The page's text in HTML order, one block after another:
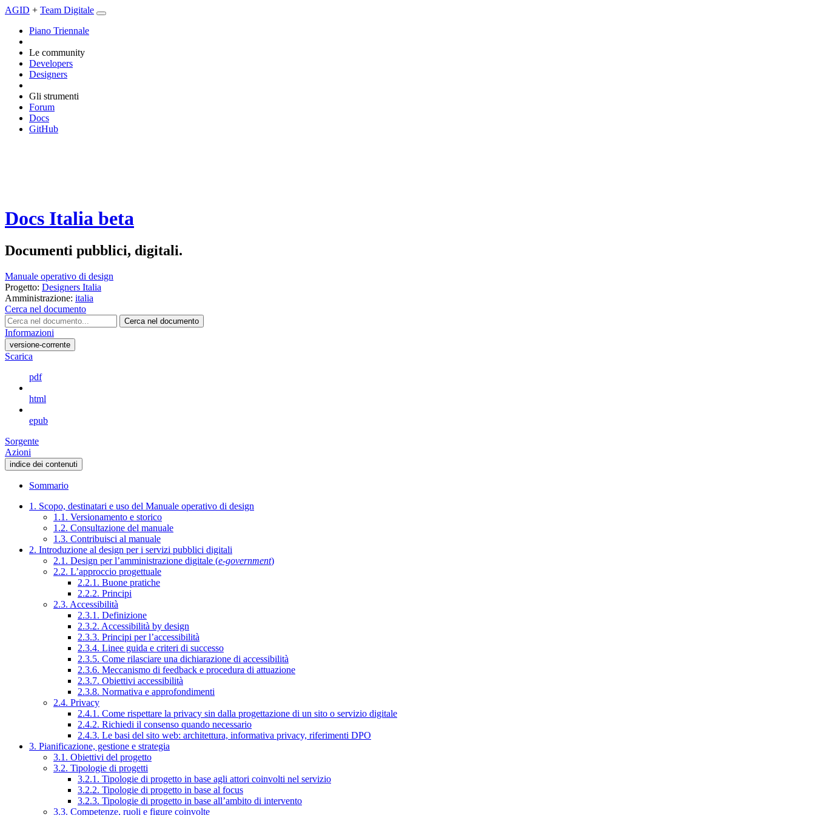
AGID + Team Digitale
Piano Triennale
Le community
Developers
Designers
Gli strumenti
Forum
Docs
GitHub
Docs Italia beta
Documenti pubblici, digitali.
Manuale operativo di design
Progetto: Designers Italia
Amministrazione: italia
Cerca nel documento
Cerca nel documento
Informazioni
versione-corrente
Scarica
pdf
html
epub
Sorgente
Azioni
indice dei contenuti
Sommario
1. Scopo, destinatari e uso del Manuale operativo di design
1.1. Versionamento e storico
1.2. Consultazione del manuale
1.3. Contribuisci al manuale
2. Introduzione al design per i servizi pubblici digitali
2.1. Design per l’amministrazione digitale (e-government)
2.2. L’approccio progettuale
2.2.1. Buone pratiche
2.2.2. Principi
2.3. Accessibilità
2.3.1. Definizione
2.3.2. Accessibilità by design
2.3.3. Principi per l’accessibilità
2.3.4. Linee guida e criteri di successo
2.3.5. Come rilasciare una dichiarazione di accessibilità
2.3.6. Meccanismo di feedback e procedura di attuazione
2.3.7. Obiettivi accessibilità
2.3.8. Normativa e approfondimenti
2.4. Privacy
2.4.1. Come rispettare la privacy sin dalla progettazione di un sito o servizio digitale
2.4.2. Richiedi il consenso quando necessario
2.4.3. Le basi del sito web: architettura, informativa privacy, riferimenti DPO
3. Pianificazione, gestione e strategia
3.1. Obiettivi del progetto
3.2. Tipologie di progetti
3.2.1. Tipologie di progetto in base agli attori coinvolti nel servizio
3.2.2. Tipologie di progetto in base al focus
3.2.3. Tipologie di progetto in base all’ambito di intervento
3.3. Competenze, ruoli e figure coinvolte